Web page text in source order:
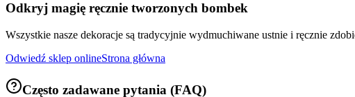
Odkryj magię ręcznie tworzonych bombek
Wszystkie nasze dekoracje są tradycyjnie wydmuchiwane ustnie i ręcznie
Odwiedź sklep onlineStrona główna
Często zadawane pytania (FAQ)